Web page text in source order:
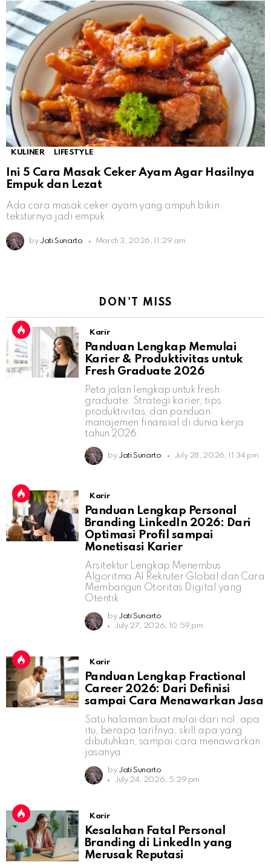
KULINER LIFESTYLE
Ini 5 Cara Masak Ceker Ayam Agar Hasilnya
Empuk dan Lezat
Ada cara masak ceker ayam yang ampuh bikin
teksturnya jadi empuk
by Jati Sunarto March 3, 2026, 11:29 am
DON'T MISS
Karir
Panduan Lengkap Memulai
Karier & Produktivitas untuk
Fresh Graduate 2026
Peta jalan lengkap untuk fresh
graduate: Strategi karier, tips
produktivitas, dan panduan
manajemen finansial di dunia kerja
tahun 2026.
by Jati Sunarto July 28, 2026, 11:34 pm
Karir
Panduan Lengkap Personal
Branding LinkedIn 2026: Dari
Optimasi Profil sampai
Monetisasi Karier
Arsitektur Lengkap Menembus
Algoritma AI Rekruter Global dan Cara
Membangun Otoritas Digital yang
Otentik
by Jati Sunarto
July 27, 2026, 10:59 pm
Karir
Panduan Lengkap Fractional
Career 2026: Dari Definisi
sampai Cara Menawarkan Jasa
Satu halaman buat mulai dari nol: apa
itu, berapa tarifnya, skill apa yang
dibutuhkan, sampai cara menawarkan
jasanya.
by Jati Sunarto
July 24, 2026, 5:29 pm
Karir
Kesalahan Fatal Personal
Branding di LinkedIn yang
Merusak Reputasi